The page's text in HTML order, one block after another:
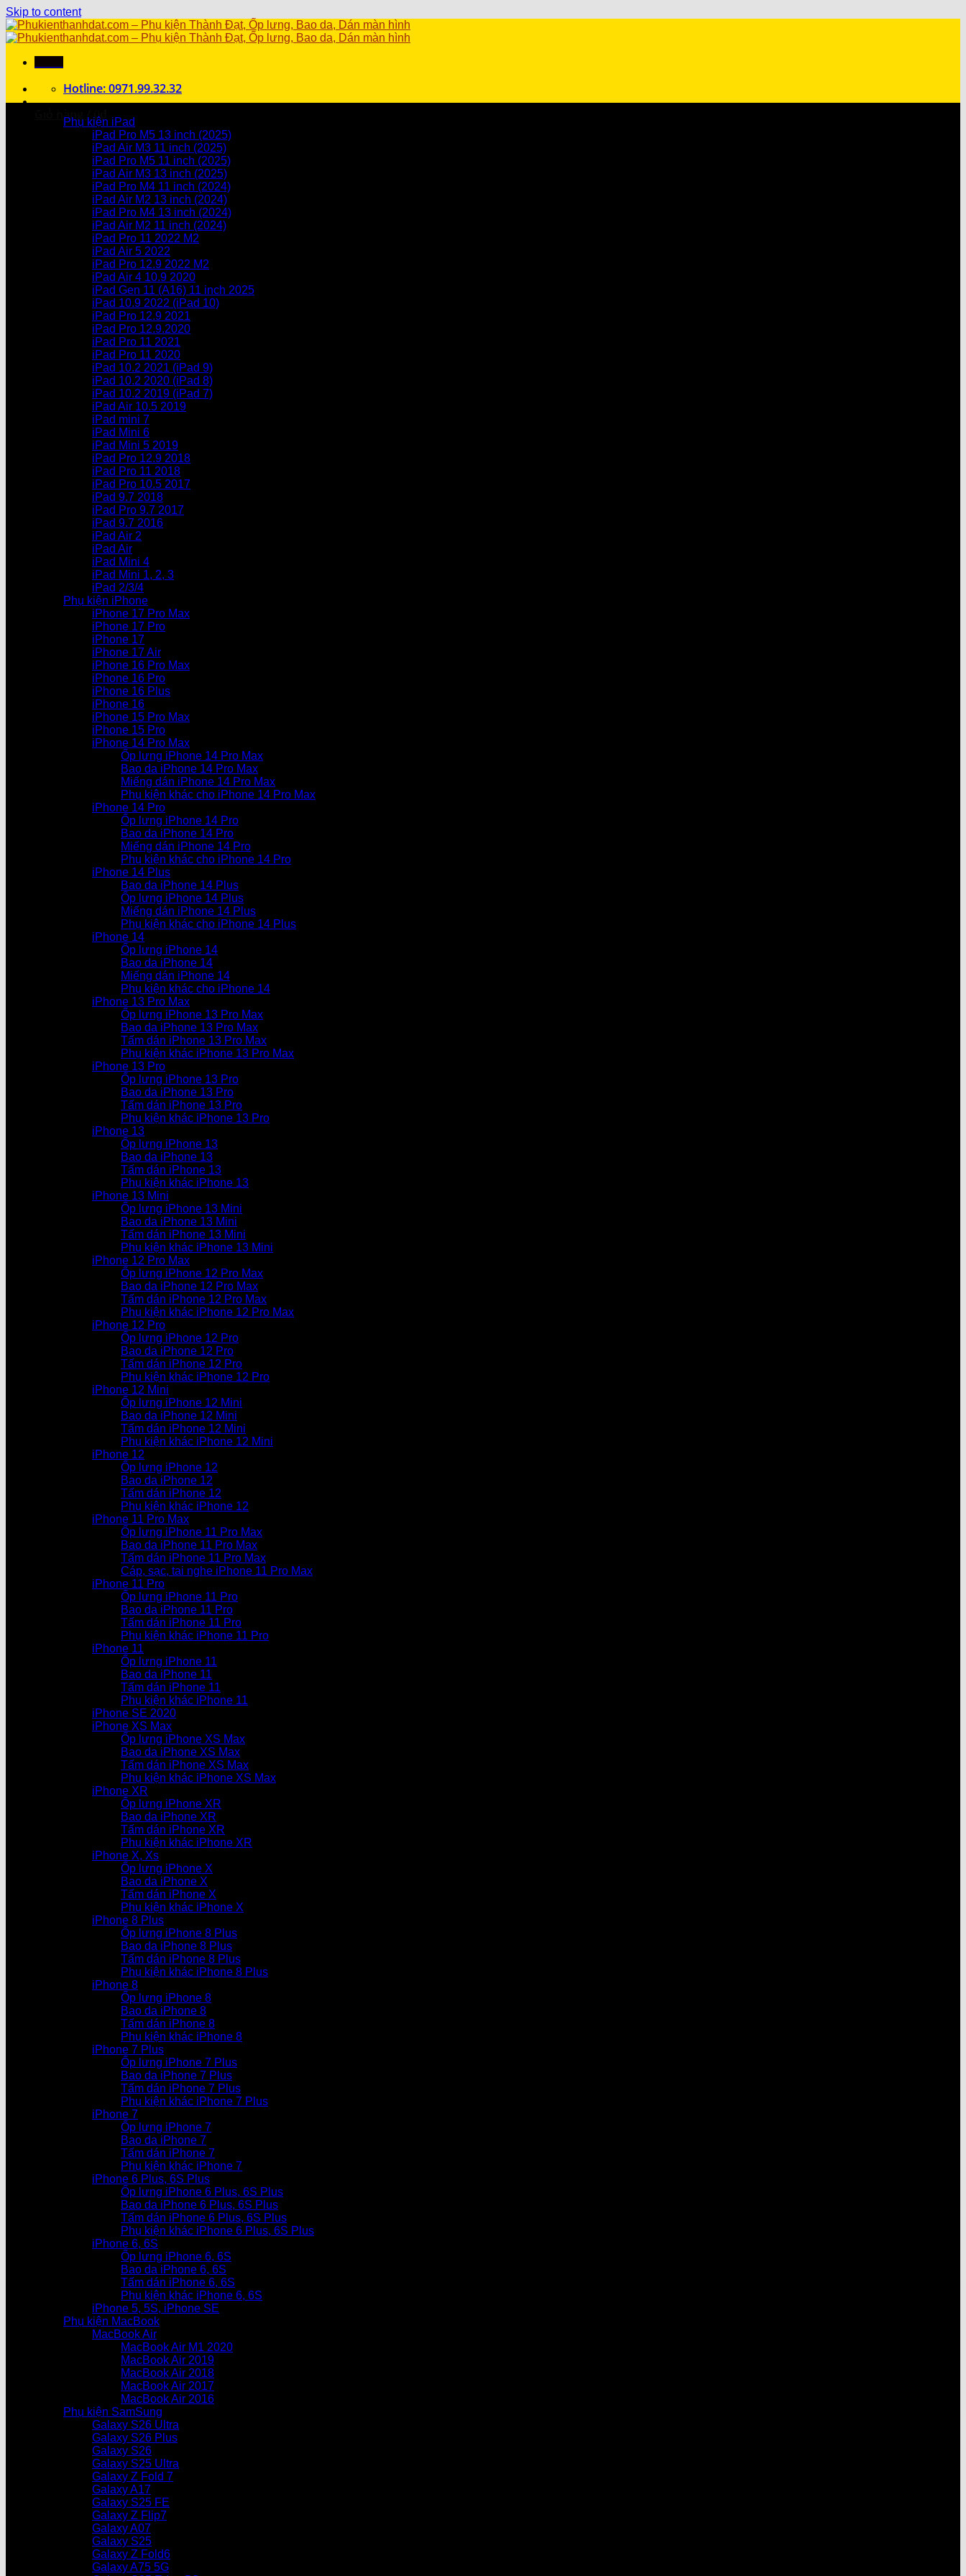
Skip to content
Hotline: 0971.99.32.32
Giỏ hàng / 0₫
Chưa có sản phẩm trong giỏ hàng.
Chưa có sản phẩm trong giỏ hàng.
Phụ kiện iPad
iPad Pro M5 13 inch (2025)
iPad Air M3 11 inch (2025)
iPad Pro M5 11 inch (2025)
iPad Air M3 13 inch (2025)
iPad Pro M4 11 inch (2024)
iPad Air M2 13 inch (2024)
iPad Pro M4 13 inch (2024)
iPad Air M2 11 inch (2024)
iPad Pro 11 2022 M2
iPad Air 5 2022
iPad Pro 12.9 2022 M2
iPad Air 4 10.9 2020
iPad Gen 11 (A16) 11 inch 2025
iPad 10.9 2022 (iPad 10)
iPad Pro 12.9 2021
iPad Pro 12.9.2020
iPad Pro 11 2021
iPad Pro 11 2020
iPad 10.2 2021 (iPad 9)
iPad 10.2 2020 (iPad 8)
iPad 10.2 2019 (iPad 7)
iPad Air 10.5 2019
iPad mini 7
iPad Mini 6
iPad Mini 5 2019
iPad Pro 12.9 2018
iPad Pro 11 2018
iPad Pro 10.5 2017
iPad 9.7 2018
iPad Pro 9.7 2017
iPad 9.7 2016
iPad Air 2
iPad Air
iPad Mini 4
iPad Mini 1, 2, 3
iPad 2/3/4
Phụ kiện iPhone
iPhone 17 Pro Max
iPhone 17 Pro
iPhone 17
iPhone 17 Air
iPhone 16 Pro Max
iPhone 16 Pro
iPhone 16 Plus
iPhone 16
iPhone 15 Pro Max
iPhone 15 Pro
iPhone 14 Pro Max
Ốp lưng iPhone 14 Pro Max
Bao da iPhone 14 Pro Max
Miếng dán iPhone 14 Pro Max
Phụ kiện khác cho iPhone 14 Pro Max
iPhone 14 Pro
Ốp lưng iPhone 14 Pro
Bao da iPhone 14 Pro
Miếng dán iPhone 14 Pro
Phụ kiện khác cho iPhone 14 Pro
iPhone 14 Plus
Bao da iPhone 14 Plus
Ốp lưng iPhone 14 Plus
Miếng dán iPhone 14 Plus
Phụ kiện khác cho iPhone 14 Plus
iPhone 14
Ốp lưng iPhone 14
Bao da iPhone 14
Miếng dán iPhone 14
Phụ kiện khác cho iPhone 14
iPhone 13 Pro Max
Ốp lưng iPhone 13 Pro Max
Bao da iPhone 13 Pro Max
Tấm dán iPhone 13 Pro Max
Phụ kiện khác iPhone 13 Pro Max
iPhone 13 Pro
Ốp lưng iPhone 13 Pro
Bao da iPhone 13 Pro
Tấm dán iPhone 13 Pro
Phụ kiện khác iPhone 13 Pro
iPhone 13
Ốp lưng iPhone 13
Bao da iPhone 13
Tấm dán iPhone 13
Phụ kiện khác iPhone 13
iPhone 13 Mini
Ốp lưng iPhone 13 Mini
Bao da iPhone 13 Mini
Tấm dán iPhone 13 Mini
Phụ kiện khác iPhone 13 Mini
iPhone 12 Pro Max
Ốp lưng iPhone 12 Pro Max
Bao da iPhone 12 Pro Max
Tấm dán iPhone 12 Pro Max
Phụ kiện khác iPhone 12 Pro Max
iPhone 12 Pro
Ốp lưng iPhone 12 Pro
Bao da iPhone 12 Pro
Tấm dán iPhone 12 Pro
Phụ kiện khác iPhone 12 Pro
iPhone 12 Mini
Ốp lưng iPhone 12 Mini
Bao da iPhone 12 Mini
Tấm dán iPhone 12 Mini
Phụ kiện khác iPhone 12 Mini
iPhone 12
Ốp lưng iPhone 12
Bao da iPhone 12
Tấm dán iPhone 12
Phụ kiện khác iPhone 12
iPhone 11 Pro Max
Ốp lưng iPhone 11 Pro Max
Bao da iPhone 11 Pro Max
Tấm dán iPhone 11 Pro Max
Cáp, sạc, tai nghe iPhone 11 Pro Max
iPhone 11 Pro
Ốp lưng iPhone 11 Pro
Bao da iPhone 11 Pro
Tấm dán iPhone 11 Pro
Phụ kiện khác iPhone 11 Pro
iPhone 11
Ốp lưng iPhone 11
Bao da iPhone 11
Tấm dán iPhone 11
Phụ kiện khác iPhone 11
iPhone SE 2020
iPhone XS Max
Ốp lưng iPhone XS Max
Bao da iPhone XS Max
Tấm dán iPhone XS Max
Phụ kiện khác iPhone XS Max
iPhone XR
Ốp lưng iPhone XR
Bao da iPhone XR
Tấm dán iPhone XR
Phụ kiện khác iPhone XR
iPhone X, Xs
Ốp lưng iPhone X
Bao da iPhone X
Tấm dán iPhone X
Phụ kiện khác iPhone X
iPhone 8 Plus
Ốp lưng iPhone 8 Plus
Bao da iPhone 8 Plus
Tấm dán iPhone 8 Plus
Phụ kiện khác iPhone 8 Plus
iPhone 8
Ốp lưng iPhone 8
Bao da iPhone 8
Tấm dán iPhone 8
Phụ kiện khác iPhone 8
iPhone 7 Plus
Ốp lưng iPhone 7 Plus
Bao da iPhone 7 Plus
Tấm dán iPhone 7 Plus
Phụ kiện khác iPhone 7 Plus
iPhone 7
Ốp lưng iPhone 7
Bao da iPhone 7
Tấm dán iPhone 7
Phụ kiện khác iPhone 7
iPhone 6 Plus, 6S Plus
Ốp lưng iPhone 6 Plus, 6S Plus
Bao da iPhone 6 Plus, 6S Plus
Tấm dán iPhone 6 Plus, 6S Plus
Phụ kiện khác iPhone 6 Plus, 6S Plus
iPhone 6, 6S
Ốp lưng iPhone 6, 6S
Bao da iPhone 6, 6S
Tấm dán iPhone 6, 6S
Phụ kiện khác iPhone 6, 6S
iPhone 5, 5S, iPhone SE
Phụ kiện MacBook
MacBook Air
MacBook Air M1 2020
MacBook Air 2019
MacBook Air 2018
MacBook Air 2017
MacBook Air 2016
Phụ kiện SamSung
Galaxy S26 Ultra
Galaxy S26 Plus
Galaxy S26
Galaxy S25 Ultra
Galaxy Z Fold 7
Galaxy A17
Galaxy S25 FE
Galaxy Z Flip7
Galaxy A07
Galaxy S25
Galaxy Z Fold6
Galaxy A75 5G